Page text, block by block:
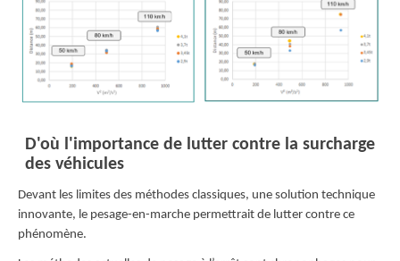
D'où l'importance de lutter contre la surcharge
des véhicules
Devant les limites des méthodes classiques, une solution technique
innovante, le pesage-en-marche permettrait de lutter contre ce
phénomène.